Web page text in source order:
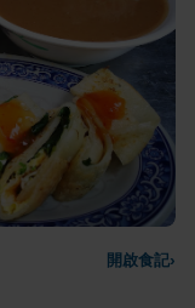
開啟食記›